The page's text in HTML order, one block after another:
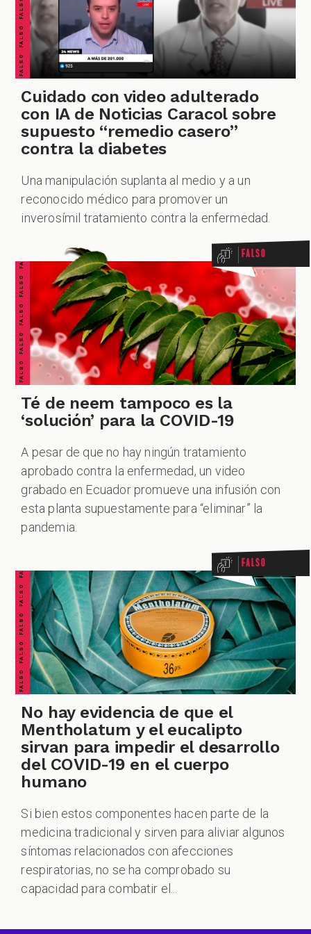
PODCAST
ZOOM
Cuidado con video adulterado
con IA de Noticias Caracol sobre
supuesto “remedio casero”
contra la diabetes
Una manipulación suplanta al medio y a un
reconocido médico para promover un
inverosímil tratamiento contra la enfermedad.
FALSO FALSO FALSO FALSO FALSO FALSO FALSO Falso
Té de neem tampoco es la
‘solución’ para la COVID-19
A pesar de que no hay ningún tratamiento
aprobado contra la enfermedad, un video
grabado en Ecuador promueve una infusión con
esta planta supuestamente para “eliminar” la
pandemia.
FALSO FALSO FALSO FALSO FALSO FALSO FALSO Falso
No hay evidencia de que el
Mentholatum y el eucalipto
sirvan para impedir el desarrollo
del COVID-19 en el cuerpo
humano
Si bien estos componentes hacen parte de la
medicina tradicional y sirven para aliviar algunos
síntomas relacionados con afecciones
respiratorias, no se ha comprobado su
capacidad para combatir el...